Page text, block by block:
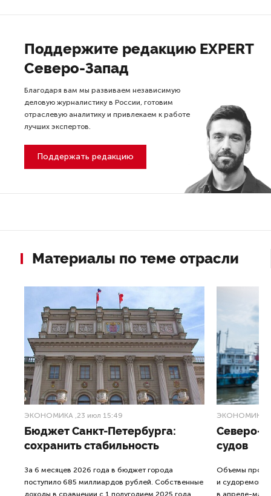
Поддержите редакцию EXPERT
Северо-Запад
Благодаря вам мы развиваем независимую
деловую журналистику в России, готовим
отраслевую аналитику и привлекаем к работе
лучших экспертов.
Поддержать редакцию
Материалы по теме отрасли
ЭКОНОМИКА ,23 июл 15:49
Бюджет Санкт-Петербурга:
сохранить стабильность
За 6 месяцев 2026 года в бюджет города
поступило 685 миллиардов рублей. Собственные
доходы в сравнении с 1 полугодием 2025 года
ЭКОНОМИКА
Северо-
судов
Объемы
и
в апреле-мае